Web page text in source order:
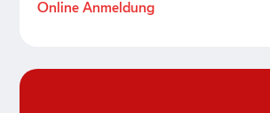
Online Anmeldung